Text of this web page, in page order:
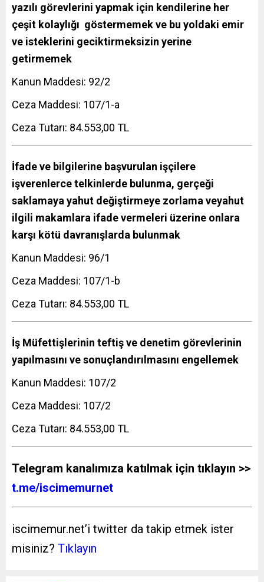
yazılı görevlerini yapmak için kendilerine her
çeşit kolaylığı göstermemek ve bu yoldaki emir
ve isteklerini geciktirmeksizin yerine
getirmemek
Kanun Maddesi: 92/2
Ceza Maddesi: 107/1-a
Ceza Tutarı: 84.553,00 TL
İfade ve bilgilerine başvurulan işçilere
işverenlerce telkinlerde bulunma, gerçeği
saklamaya yahut değiştirmeye zorlama veyahut
ilgili makamlara ifade vermeleri üzerine onlara
karşı kötü davranışlarda bulunmak
Kanun Maddesi: 96/1
Ceza Maddesi: 107/1-b
Ceza Tutarı: 84.553,00 TL
İş Müfettişlerinin teftiş ve denetim görevlerinin
yapılmasını ve sonuçlandırılmasını engellemek
Kanun Maddesi: 107/2
Ceza Maddesi: 107/2
Ceza Tutarı: 84.553,00 TL
Telegram kanalımıza katılmak için tıklayın >>
t.me/iscimemurnet
iscimemur.net’i twitter da takip etmek ister
misiniz? Tıklayın